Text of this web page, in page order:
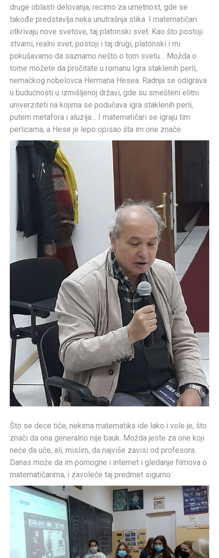
druge oblasti delovanja, recimo za umetnost, gde se
takođe predstavlja neka unutrašnja slika. I matematičari
otkrivaju nove svetove, taj platonski svet. Kao što postoji
stvarni, realni svet, postoji i taj drugi, platonski i mi
pokušavamo da saznamo nešto o tom svetu… Možda o
tome možete da pročitate u romanu Igra staklenih perli,
nemačkog nobelovca Hermana Hesea. Radnja se odigrava
u budućnosti u izmišljenoj državi, gde su smešteni elitni
univerziteti na kojima se podučava igra staklenih perli,
putem metafora i aluzija… I matematičari se igraju tim
perlicama, a Hese je lepo opisao šta im one znače.
Što se dece tiče, nekima matematika ide lako i vole je, što
znači da ona generalno nije bauk. Možda jeste za one koji
neće da uče, ali, mislim, da najviše zavisi od profesora.
Danas može da im pomogne i internet i gledanje filmova o
matematičarima, i zavoleće taj predmet sigurno.